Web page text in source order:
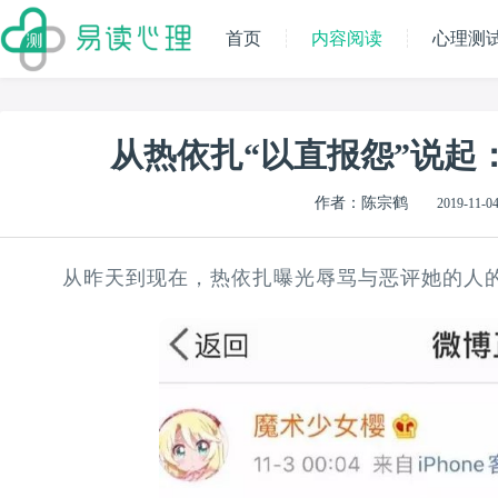
首页 内容阅读 心理测
从热依扎“以直报怨”说起
作者：陈宗鹤 2019-11-
从昨天到现在，热依扎曝光辱骂与恶评她的